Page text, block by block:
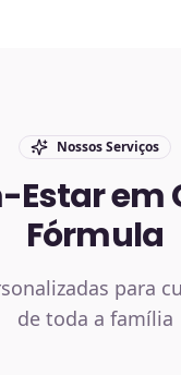
Nossos Serviços
Estar em
Fórmula
para
de toda a família